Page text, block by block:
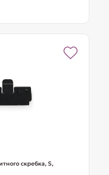
скребка, S,